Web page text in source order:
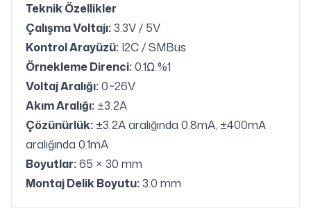
Teknik Özellikler
Çalışma Voltajı:3.3V / 5V
Kontrol Arayüzü: I2C / SMBus
Örnekleme Direnci:0.1Ω %1
Voltaj Aralığı:0~26V
Akım Aralığı: ±3.2A
Çözünürlük: ±3.2A aralığında 0.8mA, ±400mA
aralığında 0.1mA
Boyutlar:65 × 30 mm
Montaj Delik Boyutu:3.0 mm